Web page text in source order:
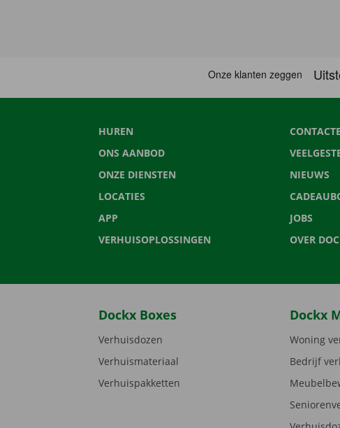
HUREN
ONS AANBOD
ONZE DIENSTEN
LOCATIES
APP
VERHUISOPLOSSINGEN
NIEUWS
JOBS
OVER
Dockx Boxes
Verhuisdozen
Verhuismateriaal
Verhuispakketten
Dockx
Woning
Bedrijf